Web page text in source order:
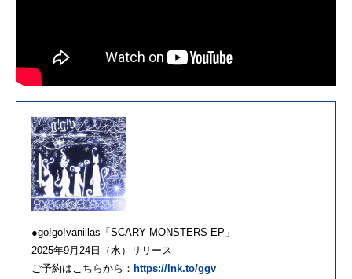
●go!go!vanillas 「 SCARY MONSTERS EP」
2025年9月24日（水）リリース
ご予約はこちらから： https://lnk.to/ggv_